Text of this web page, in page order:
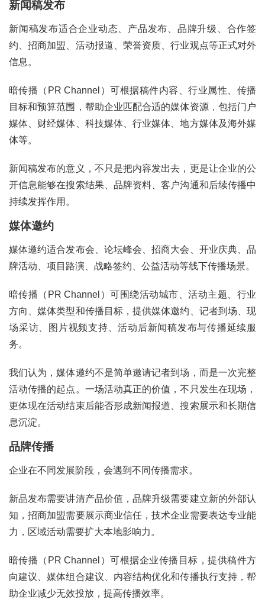
新闻稿发布
新闻稿发布适合企业动态、产品发布、品牌升级、合作签
约、招商加盟、活动报道、荣誉资质、行业观点等正式对外
信息。
暗传播（PR Channel）可根据稿件内容、行业属性、传播
目标和预算范围，帮助企业匹配合适的媒体资源，包括门户
媒体、财经媒体、科技媒体、行业媒体、地方媒体及海外媒
体等。
新闻稿发布的意义，不只是把内容发出去，更是让企业的公
开信息能够在搜索结果、品牌资料、客户沟通和后续传播中
持续发挥作用。
媒体邀约
媒体邀约适合发布会、论坛峰会、招商大会、开业庆典、品
牌活动、项目路演、战略签约、公益活动等线下传播场景。
暗传播（PR Channel）可围绕活动城市、活动主题、行业
方向、媒体类型和传播目标，提供媒体邀约、记者到场、现
场采访、图片视频支持、活动后新闻稿发布与传播延续服
务。
我们认为，媒体邀约不是简单邀请记者到场，而是一次完整
活动传播的起点。一场活动真正的价值，不只发生在现场，
更体现在活动结束后能否形成新闻报道、搜索展示和长期信
息沉淀。
品牌传播
企业在不同发展阶段，会遇到不同传播需求。
新品发布需要讲清产品价值，品牌升级需要建立新的外部认
知，招商加盟需要展示商业信任，技术企业需要表达专业能
力，区域活动需要扩大本地影响力。
暗传播（PR Channel）可根据企业传播目标，提供稿件方
向建议、媒体组合建议、内容结构优化和传播执行支持，帮
助企业减少无效投放，提高传播效率。